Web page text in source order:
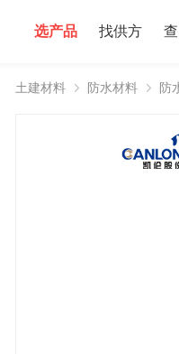
选产品 找供方
土建材料 防水材料 防